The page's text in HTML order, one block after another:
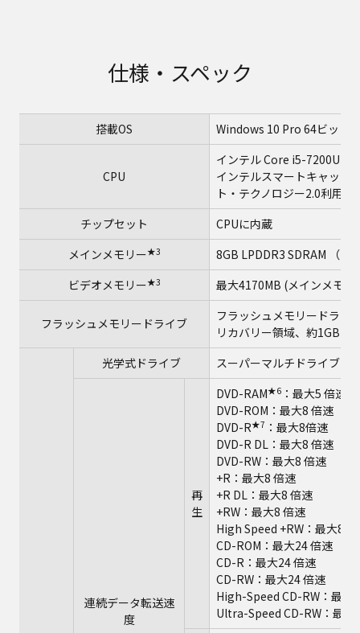
仕様・スペック
搭載OS Windows 10 Pro 64ビット
CPU
インテル Core i5-7200U プ
インテルスマートキャッシ
ト・テクノロジー2.0利用
チップセット
CPUに内蔵
メインメモリー★3
8GB LPDDR3 SDRAM （拡
ビデオメモリー★3 最大4170MB (メインメモリ
フラッシュメモリードライブ
フラッシュメモリードライ
リカバリー領域、約1GBを
光学式ドライブ スーパーマルチドライブ（
連続データ転送速
度
再
生
DVD-RAM★6 ：最大5 倍速
DVD-ROM：最大8 倍速
DVD-R★7 ：最大8倍速
DVD-R DL：最大8 倍速
DVD-RW：最大8 倍速
+R：最大8 倍速
+R DL：最大8 倍速
+RW：最大8 倍速
High Speed +RW：最大8
CD-ROM：最大24 倍速
CD-R：最大24 倍速
CD-RW：最大24 倍速
High-Speed CD-RW：最大
Ultra-Speed CD-RW：最大